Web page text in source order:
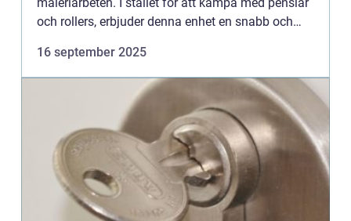
och rollers, erbjuder denna enhet en snabb och
16 september 2025